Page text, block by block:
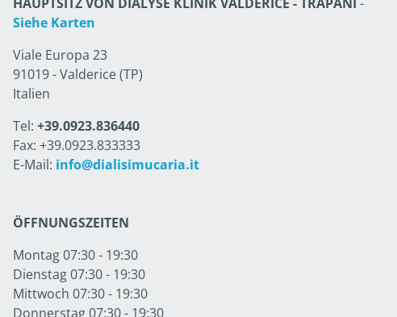
Siehe Karten
Viale Europa 23
91019 - Valderice (TP)
Italien
Tel: +39.0923.836440
Fax: +39.0923.833333
E-Mail: info@dialisimucaria.it
ÖFFNUNGSZEITEN
Montag 07:30 - 19:30
Dienstag 07:30 - 19:30
Mittwoch 07:30 - 19:30
Donnerstag 07:30 - 19:30